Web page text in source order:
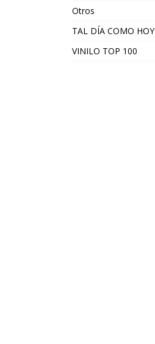
Otros
TAL DÍA COMO HOY
VINILO TOP 100